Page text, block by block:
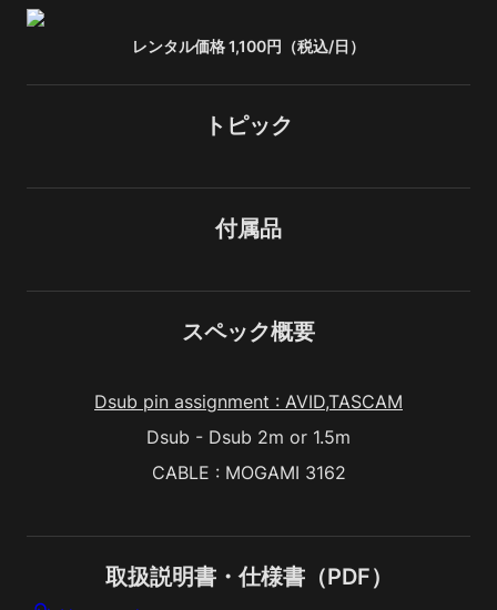
レンタル価格 1,100円（税込/日）
トピック
付属品
スペック概要
Dsub pin assignment : AVID,TASCAM
Dsub - Dsub 2m or 1.5m
CABLE : MOGAMI 3162
取扱説明書・仕様書（PDF）